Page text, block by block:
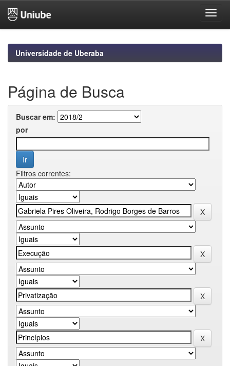
navigationUniversidade de Uberaba
Página de Busca
Buscar em:
por
Filtros correntes: